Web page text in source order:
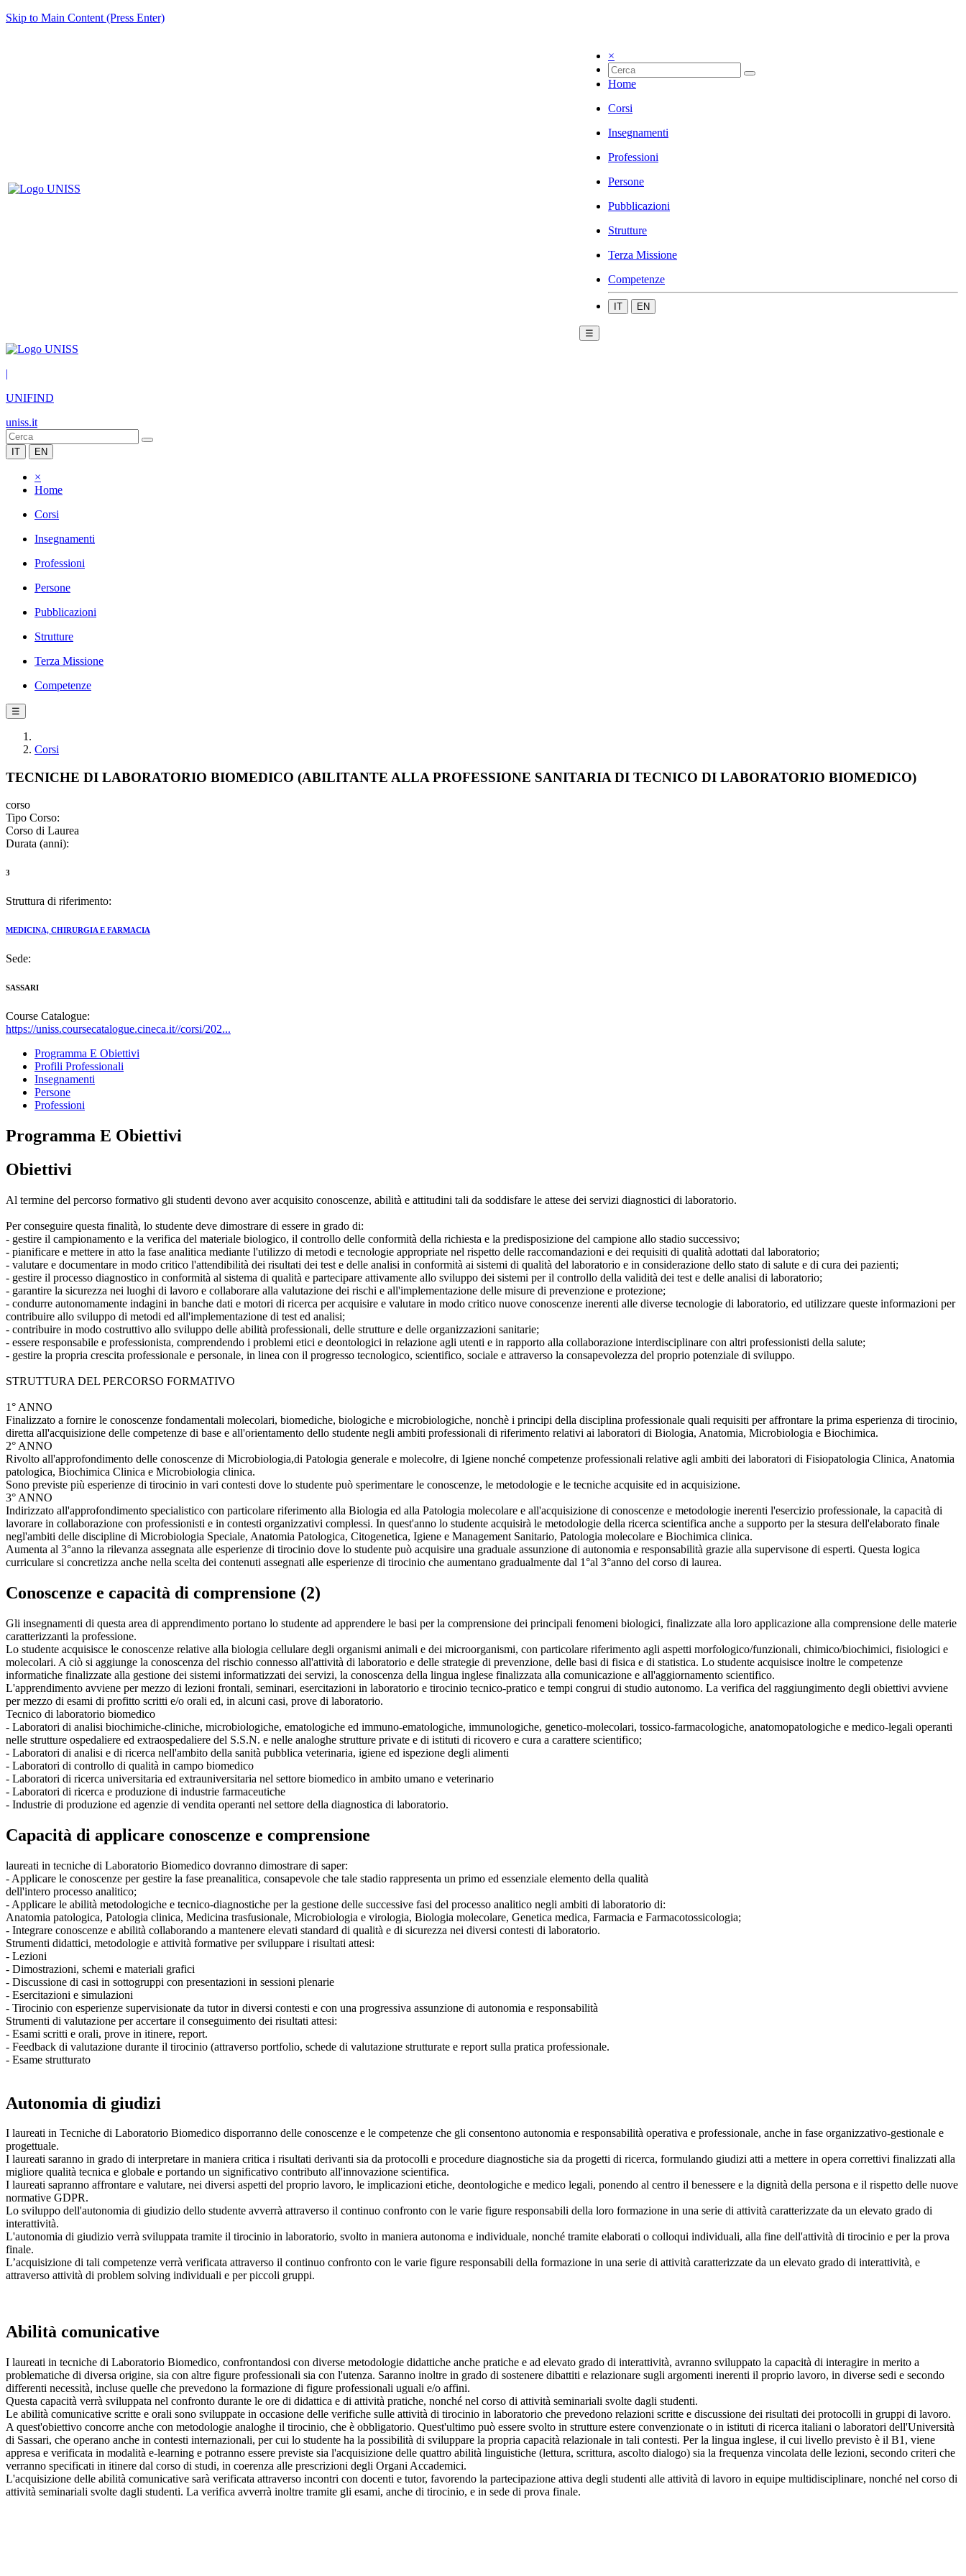
Skip to Main Content (Press Enter)
×
Home
Corsi
Insegnamenti
Professioni
Persone
Pubblicazioni
Strutture
Terza Missione
Competenze
IT EN
☰
|
UNIFIND
uniss.it
IT EN
×
Home
Corsi
Insegnamenti
Professioni
Persone
Pubblicazioni
Strutture
Terza Missione
Competenze
☰
Corsi
TECNICHE DI LABORATORIO BIOMEDICO (ABILITANTE ALLA PROFESSIONE SANITARIA DI TECNICO DI LABORATORIO BIOMEDICO)
corso
Tipo Corso:
Corso di Laurea
Durata (anni):
3
Struttura di riferimento:
MEDICINA, CHIRURGIA E FARMACIA
Sede:
SASSARI
Course Catalogue:
https://uniss.coursecatalogue.cineca.it//corsi/202...
Programma E Obiettivi
Profili Professionali
Insegnamenti
Persone
Professioni
Programma E Obiettivi
Obiettivi
Al termine del percorso formativo gli studenti devono aver acquisito conoscenze, abilità e attitudini tali da soddisfare le attese dei servizi diagnostici di laboratorio.
Per conseguire questa finalità, lo studente deve dimostrare di essere in grado di:
- gestire il campionamento e la verifica del materiale biologico, il controllo delle conformità della richiesta e la predisposizione del campione allo stadio successivo;
- pianificare e mettere in atto la fase analitica mediante l'utilizzo di metodi e tecnologie appropriate nel rispetto delle raccomandazioni e dei requisiti di qualità adottati dal laboratorio;
- valutare e documentare in modo critico l'attendibilità dei risultati dei test e delle analisi in conformità ai sistemi di qualità del laboratorio e in considerazione dello stato di salute e di cura dei pazienti;
- gestire il processo diagnostico in conformità al sistema di qualità e partecipare attivamente allo sviluppo dei sistemi per il controllo della validità dei test e delle analisi di laboratorio;
- garantire la sicurezza nei luoghi di lavoro e collaborare alla valutazione dei rischi e all'implementazione delle misure di prevenzione e protezione;
- condurre autonomamente indagini in banche dati e motori di ricerca per acquisire e valutare in modo critico nuove conoscenze inerenti alle diverse tecnologie di laboratorio, ed utilizzare queste informazioni per
contribuire allo sviluppo di metodi ed all'implementazione di test ed analisi;
- contribuire in modo costruttivo allo sviluppo delle abilità professionali, delle strutture e delle organizzazioni sanitarie;
- essere responsabile e professionista, comprendendo i problemi etici e deontologici in relazione agli utenti e in rapporto alla collaborazione interdisciplinare con altri professionisti della salute;
- gestire la propria crescita professionale e personale, in linea con il progresso tecnologico, scientifico, sociale e attraverso la consapevolezza del proprio potenziale di sviluppo.
STRUTTURA DEL PERCORSO FORMATIVO
1° ANNO
Finalizzato a fornire le conoscenze fondamentali molecolari, biomediche, biologiche e microbiologiche, nonchè i principi della disciplina professionale quali requisiti per affrontare la prima esperienza di tirocinio,
diretta all'acquisizione delle competenze di base e all'orientamento dello studente negli ambiti professionali di riferimento relativi ai laboratori di Biologia, Anatomia, Microbiologia e Biochimica.
2° ANNO
Rivolto all'approfondimento delle conoscenze di Microbiologia,di Patologia generale e molecolre, di Igiene nonché competenze professionali relative agli ambiti dei laboratori di Fisiopatologia Clinica, Anatomia
patologica, Biochimica Clinica e Microbiologia clinica.
Sono previste più esperienze di tirocinio in vari contesti dove lo studente può sperimentare le conoscenze, le metodologie e le tecniche acquisite ed in acquisizione.
3° ANNO
Indirizzato all'approfondimento specialistico con particolare riferimento alla Biologia ed alla Patologia molecolare e all'acquisizione di conoscenze e metodologie inerenti l'esercizio professionale, la capacità di
lavorare in collaborazione con professionisti e in contesti organizzativi complessi. In quest'anno lo studente acquisirà le metodologie della ricerca scientifica anche a supporto per la stesura dell'elaborato finale
negl'ambiti delle discipline di Microbiologia Speciale, Anatomia Patologica, Citogenetica, Igiene e Management Sanitario, Patologia molecolare e Biochimica clinica.
Aumenta al 3°anno la rilevanza assegnata alle esperienze di tirocinio dove lo studente può acquisire una graduale assunzione di autonomia e responsabilità grazie alla supervisone di esperti. Questa logica
curriculare si concretizza anche nella scelta dei contenuti assegnati alle esperienze di tirocinio che aumentano gradualmente dal 1°al 3°anno del corso di laurea.
Conoscenze e capacità di comprensione (2)
Gli insegnamenti di questa area di apprendimento portano lo studente ad apprendere le basi per la comprensione dei principali fenomeni biologici, finalizzate alla loro applicazione alla comprensione delle materie
caratterizzanti la professione.
Lo studente acquisisce le conoscenze relative alla biologia cellulare degli organismi animali e dei microorganismi, con particolare riferimento agli aspetti morfologico/funzionali, chimico/biochimici, fisiologici e
molecolari. A ciò si aggiunge la conoscenza del rischio connesso all'attività di laboratorio e delle strategie di prevenzione, delle basi di fisica e di statistica. Lo studente acquisisce inoltre le competenze
informatiche finalizzate alla gestione dei sistemi informatizzati dei servizi, la conoscenza della lingua inglese finalizzata alla comunicazione e all'aggiornamento scientifico.
L'apprendimento avviene per mezzo di lezioni frontali, seminari, esercitazioni in laboratorio e tirocinio tecnico-pratico e tempi congrui di studio autonomo. La verifica del raggiungimento degli obiettivi avviene
per mezzo di esami di profitto scritti e/o orali ed, in alcuni casi, prove di laboratorio.
Tecnico di laboratorio biomedico
- Laboratori di analisi biochimiche-cliniche, microbiologiche, ematologiche ed immuno-ematologiche, immunologiche, genetico-molecolari, tossico-farmacologiche, anatomopatologiche e medico-legali operanti
nelle strutture ospedaliere ed extraospedaliere del S.S.N. e nelle analoghe strutture private e di istituti di ricovero e cura a carattere scientifico;
- Laboratori di analisi e di ricerca nell'ambito della sanità pubblica veterinaria, igiene ed ispezione degli alimenti
- Laboratori di controllo di qualità in campo biomedico
- Laboratori di ricerca universitaria ed extrauniversitaria nel settore biomedico in ambito umano e veterinario
- Laboratori di ricerca e produzione di industrie farmaceutiche
- Industrie di produzione ed agenzie di vendita operanti nel settore della diagnostica di laboratorio.
Capacità di applicare conoscenze e comprensione
laureati in tecniche di Laboratorio Biomedico dovranno dimostrare di saper:
- Applicare le conoscenze per gestire la fase preanalitica, consapevole che tale stadio rappresenta un primo ed essenziale elemento della qualità
dell'intero processo analitico;
- Applicare le abilità metodologiche e tecnico-diagnostiche per la gestione delle successive fasi del processo analitico negli ambiti di laboratorio di:
Anatomia patologica, Patologia clinica, Medicina trasfusionale, Microbiologia e virologia, Biologia molecolare, Genetica medica, Farmacia e Farmacotossicologia;
- Integrare conoscenze e abilità collaborando a mantenere elevati standard di qualità e di sicurezza nei diversi contesti di laboratorio.
Strumenti didattici, metodologie e attività formative per sviluppare i risultati attesi:
- Lezioni
- Dimostrazioni, schemi e materiali grafici
- Discussione di casi in sottogruppi con presentazioni in sessioni plenarie
- Esercitazioni e simulazioni
- Tirocinio con esperienze supervisionate da tutor in diversi contesti e con una progressiva assunzione di autonomia e responsabilità
Strumenti di valutazione per accertare il conseguimento dei risultati attesi:
- Esami scritti e orali, prove in itinere, report.
- Feedback di valutazione durante il tirocinio (attraverso portfolio, schede di valutazione strutturate e report sulla pratica professionale.
- Esame strutturato
Autonomia di giudizi
I laureati in Tecniche di Laboratorio Biomedico disporranno delle conoscenze e le competenze che gli consentono autonomia e responsabilità operativa e professionale, anche in fase organizzativo-gestionale e
progettuale.
I laureati saranno in grado di interpretare in maniera critica i risultati derivanti sia da protocolli e procedure diagnostiche sia da progetti di ricerca, formulando giudizi atti a mettere in opera correttivi finalizzati alla
migliore qualità tecnica e globale e portando un significativo contributo all'innovazione scientifica.
I laureati sapranno affrontare e valutare, nei diversi aspetti del proprio lavoro, le implicazioni etiche, deontologiche e medico legali, ponendo al centro il benessere e la dignità della persona e il rispetto delle nuove
normative GDPR.
Lo sviluppo dell'autonomia di giudizio dello studente avverrà attraverso il continuo confronto con le varie figure responsabili della loro formazione in una serie di attività caratterizzate da un elevato grado di
interattività.
L'autonomia di giudizio verrà sviluppata tramite il tirocinio in laboratorio, svolto in maniera autonoma e individuale, nonché tramite elaborati o colloqui individuali, alla fine dell'attività di tirocinio e per la prova
finale.
L’acquisizione di tali competenze verrà verificata attraverso il continuo confronto con le varie figure responsabili della formazione in una serie di attività caratterizzate da un elevato grado di interattività, e
attraverso attività di problem solving individuali e per piccoli gruppi.
Abilità comunicative
I laureati in tecniche di Laboratorio Biomedico, confrontandosi con diverse metodologie didattiche anche pratiche e ad elevato grado di interattività, avranno sviluppato la capacità di interagire in merito a
problematiche di diversa origine, sia con altre figure professionali sia con l'utenza. Saranno inoltre in grado di sostenere dibattiti e relazionare sugli argomenti inerenti il proprio lavoro, in diverse sedi e secondo
differenti necessità, incluse quelle che prevedono la formazione di figure professionali uguali e/o affini.
Questa capacità verrà sviluppata nel confronto durante le ore di didattica e di attività pratiche, nonché nel corso di attività seminariali svolte dagli studenti.
Le abilità comunicative scritte e orali sono sviluppate in occasione delle verifiche sulle attività di tirocinio in laboratorio che prevedono relazioni scritte e discussione dei risultati dei protocolli in gruppi di lavoro.
A quest'obiettivo concorre anche con metodologie analoghe il tirocinio, che è obbligatorio. Quest'ultimo può essere svolto in strutture estere convenzionate o in istituti di ricerca italiani o laboratori dell'Università
di Sassari, che operano anche in contesti internazionali, per cui lo studente ha la possibilità di sviluppare la propria capacità relazionale in tali contesti. Per la lingua inglese, il cui livello previsto è il B1, viene
appresa e verificata in modalità e-learning e potranno essere previste sia l'acquisizione delle quattro abilità linguistiche (lettura, scrittura, ascolto dialogo) sia la frequenza vincolata delle lezioni, secondo criteri che
verranno specificati in itinere dal corso di studi, in coerenza alle prescrizioni degli Organi Accademici.
L'acquisizione delle abilità comunicative sarà verificata attraverso incontri con docenti e tutor, favorendo la partecipazione attiva degli studenti alle attività di lavoro in equipe multidisciplinare, nonché nel corso di
attività seminariali svolte dagli studenti. La verifica avverrà inoltre tramite gli esami, anche di tirocinio, e in sede di prova finale.